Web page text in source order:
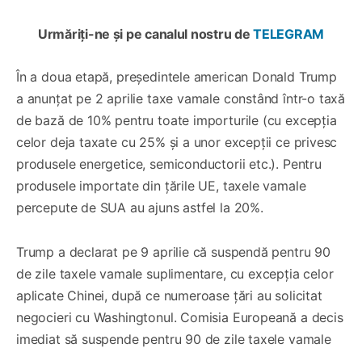
Urmăriți-ne și pe canalul nostru deTELEGRAM
În a doua etapă, președintele american Donald Trump
a anunțat pe 2 aprilie taxe vamale constând într-o taxă
de bază de 10% pentru toate importurile (cu excepția
celor deja taxate cu 25% și a unor excepții ce privesc
produsele energetice, semiconductorii etc.). Pentru
produsele importate din țările UE, taxele vamale
percepute de SUA au ajuns astfel la 20%.
Trump a declarat pe 9 aprilie că suspendă pentru 90
de zile taxele vamale suplimentare, cu excepția celor
aplicate Chinei, după ce numeroase țări au solicitat
negocieri cu Washingtonul. Comisia Europeană a decis
imediat să suspende pentru 90 de zile taxele vamale